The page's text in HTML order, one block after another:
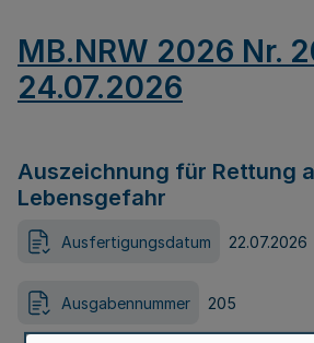
MB.NRW 2026 Nr.
24.07.2026
Auszeichnung für Rettung
Lebensgefahr
Ausfertigungsdatum 22.07.2026
Ausgabennummer 205